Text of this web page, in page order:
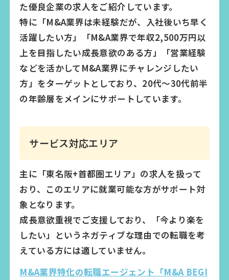
た優良企業の求人をご紹介しています。
特に「M&A業界は未経験だが、入社後いち早く
活躍したい方」「M&A業界で年収2,500万円以
上を目指したい成長意欲のある方」「営業経験
などを活かしてM&A業界にチャレンジしたい
方」をターゲットとしており、20代～30代前半
の年齢層をメインにサポートしています。
サービス対応エリア
主に「東名阪+首都圏エリア」の求人を扱って
おり、このエリアに就業可能な方がサポート対
象となります。
成長意欲重視でご支援しており、「今より楽を
したい」というネガティブな理由での転職を考
えている方には適していません。
M&A業界特化の転職エージェント「M&A BEGI